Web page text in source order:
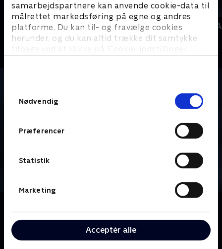
samarbejdspartnere kan anvende cookie-data til
målrettet markedsføring på egne og andres
platforme. Du kan til- og fravælge cookies
herunder, og du kan altid trække dit samtykke
tilbage ved at klikke på ’Cookie-indstillinger’ i
Nødvendig
Præferencer
Statistik
Marketing
Acceptér alle
Skiskydning
Skisport
Vinter-OL-
Skisport
sneen i Anterselva/Antholz. I alt er der 11
skiskydnings-discipliner til Vinter-OL i Milano Cortina.